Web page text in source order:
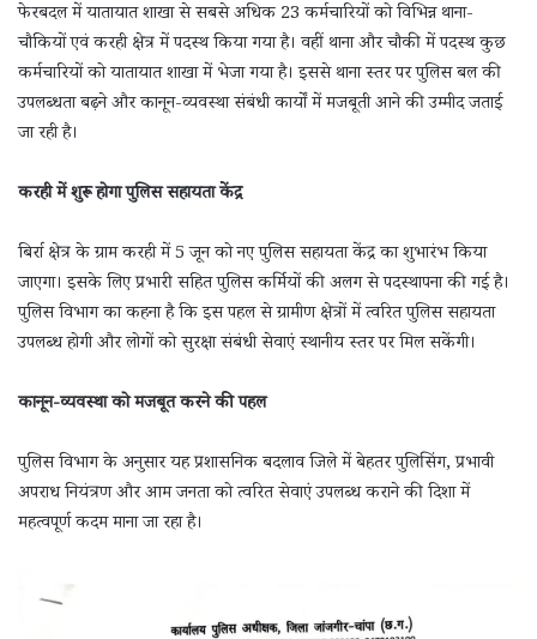
फेरबदल में यातायात शाखा से सबसे अधिक 23 कर्मचारियों को विभिन्न थाना-
चौकियों एवं करही क्षेत्र में पदस्थ किया गया है। वहीं थाना और चौकी में पदस्थ कुछ
कर्मचारियों को यातायात शाखा में भेजा गया है। इससे थाना स्तर पर पुलिस बल की
उपलब्धता बढ़ने और कानून-व्यवस्था संबंधी कार्यों में मजबूती आने की उम्मीद जताई
जा रही है।
करही में शुरू होगा पुलिस सहायता केंद्र
बिर्रा क्षेत्र के ग्राम करही में 5 जून को नए पुलिस सहायता केंद्र का शुभारंभ किया
जाएगा। इसके लिए प्रभारी सहित पुलिस कर्मियों की अलग से पदस्थापना की गई है।
पुलिस विभाग का कहना है कि इस पहल से ग्रामीण क्षेत्रों में त्वरित पुलिस सहायता
उपलब्ध होगी और लोगों को सुरक्षा संबंधी सेवाएं स्थानीय स्तर पर मिल सकेंगी।
कानून-व्यवस्था को मजबूत करने की पहल
पुलिस विभाग के अनुसार यह प्रशासनिक बदलाव जिले में बेहतर पुलिसिंग, प्रभावी
अपराध नियंत्रण और आम जनता को त्वरित सेवाएं उपलब्ध कराने की दिशा में
महत्वपूर्ण कदम माना जा रहा है।